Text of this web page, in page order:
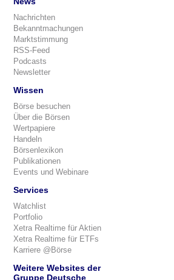
Nachrichten
Bekanntmachungen
Marktstimmung
RSS-Feed
Podcasts
Newsletter
Wissen
Börse besuchen
Über die Börsen
Wertpapiere
Handeln
Börsenlexikon
Publikationen
Events und Webinare
Services
Watchlist
Portfolio
Xetra Realtime für Aktien
Xetra Realtime für ETFs
Karriere @Börse
Weitere Websites der
Gruppe Deutsche